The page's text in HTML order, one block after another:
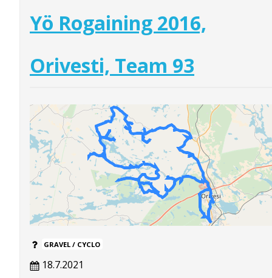
Yö Rogaining 2016,
Orivesti, Team 93
GRAVEL / CYCLO
18.7.2021